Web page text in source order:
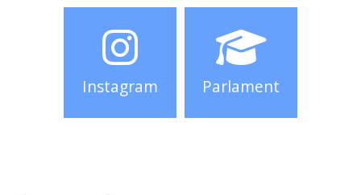
Instagram Parlament